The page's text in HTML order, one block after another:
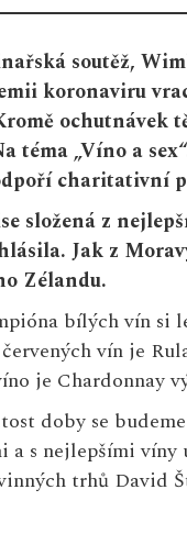
soutěž,
koronaviru
ochutnávek
téma „Víno a
charitativní
složená z
Jak z
Zélandu.
bílých vín si
vín je
je Chardonnay
doby se
a s nejlepšími
trhů David